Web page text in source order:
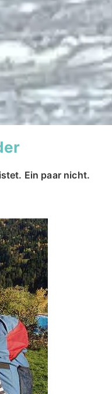
Ein paar nicht.